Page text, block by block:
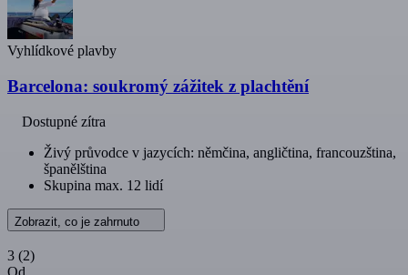
Vyhlídkové plavby
Barcelona: soukromý zážitek z plachtění
Dostupné zítra
Živý průvodce v jazycích: němčina, angličtina, francouzština,
španělština
Skupina max. 12 lidí
Zobrazit, co je zahrnuto
3 (2)
Od